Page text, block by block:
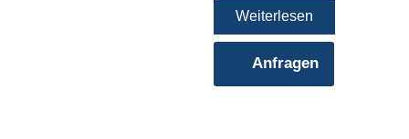
Weiterlesen
Anfragen